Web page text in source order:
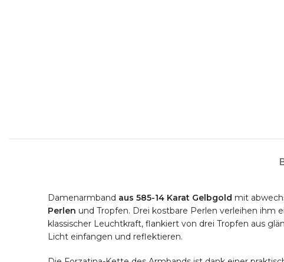
Damenarmband aus 585-14 Karat Gelbgold mit
Perlen und Tropfen. Drei kostbare Perlen verleihen ihm
klassischer Leuchtkraft, flankiert von drei Tropfen aus
Licht einfangen und reflektieren.